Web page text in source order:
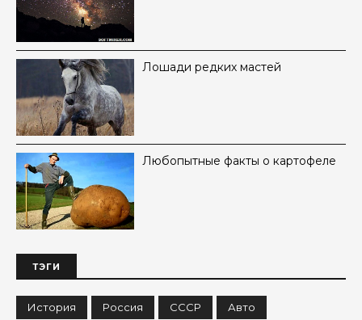
Лошади редких мастей
Любопытные факты о картофеле
ТЭГИ
История Россия СССР Авто